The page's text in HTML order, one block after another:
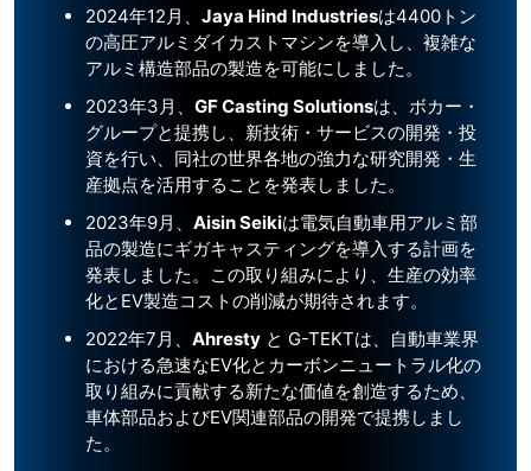
2024年12月、 Jaya Hind Industriesは4400トン
の高圧アルミダイカストマシンを導入し、複雑な
アルミ構造部品の製造を可能にしました。
2023年3月、 GF Casting Solutionsは、ボカー・
グループと提携し、新技術・サービスの開発・投
資を行い、同社の世界各地の強力な研究開発・生
産拠点を活用することを発表しました。
2023年9月、 Aisin Seikiは電気自動車用アルミ部
品の製造にギガキャスティングを導入する計画を
発表しました。この取り組みにより、生産の効率
化とEV製造コストの削減が期待されます。
2022年7月、 Ahresty と G-TEKTは、自動車業界
における急速なEV化とカーボンニュートラル化の
取り組みに貢献する新たな価値を創造するため、
車体部品およびEV関連部品の開発で提携しまし
た。